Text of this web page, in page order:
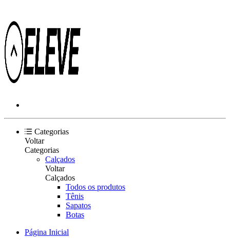
Categorias
Voltar
Categorias
Calçados
Voltar
Calçados
Todos os produtos
Tênis
Sapatos
Botas
Página Inicial